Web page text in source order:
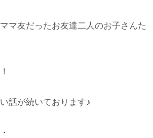
マ友だったお友達二人のお子さんた
話が続いております♪